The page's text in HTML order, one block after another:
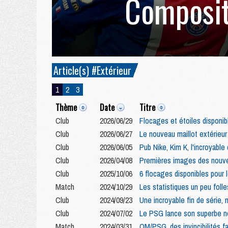
Article(s) #Extérieur
1 2 3
Thème Date Titre
Club 2026/06/29
Flocages et étoiles
Club
2026/06/27
Le nouveau maillot
Club
2026/06/05
Pub Nike, Kim K,
Club
2026/04/08
Premières images des
Club
2025/10/06
6 flocages disponibles pour
Match
2024/10/29
Les statistiques un peu
Club
2024/09/23
Une incroyable fin de série,
Club
2024/07/02
Le PSG lance son superbe